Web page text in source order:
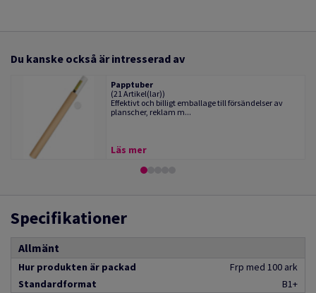
Du kanske också är intresserad av
Papptuber
(21 Artikel(lar))
Effektivt och billigt emballage till försändelser av
planscher, reklam m...
Läs mer
Specifikationer
Allmänt
Hur produkten är packad
Frp med 100 ark
Standardformat
B1+